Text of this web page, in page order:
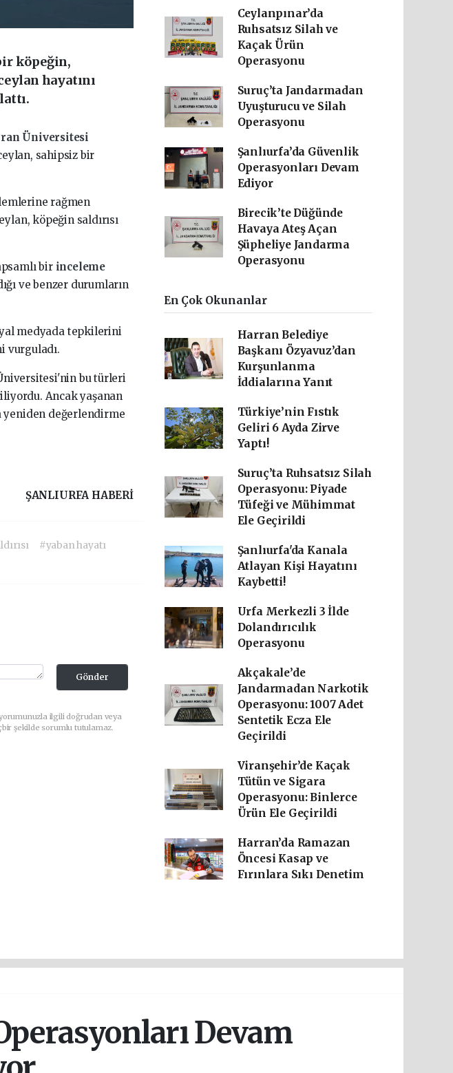
köpeğin,
hayatını
Üniversitesi
sahipsiz bir
rağmen
köpeğin saldırısı
bir inceleme
ve benzer durumların
medyada tepkilerini
vurguladı.
bu türleri
Ancak yaşanan
değerlendirme
ŞANLIURFA HABERİ
#yaban hayatı
Gönder
yorumunuzla ilgili doğrudan veya
şekilde sorumlu tutulamaz.
Ceylanpınar’da
Ruhsatsız Silah ve
Kaçak Ürün
Operasyonu
Suruç’ta Jandarmadan
Uyuşturucu ve Silah
Operasyonu
Şanlıurfa’da Güvenlik
Operasyonları Devam
Ediyor
Birecik’te Düğünde
Havaya Ateş Açan
Şüpheliye Jandarma
Operasyonu
En Çok Okunanlar
Harran Belediye
Başkanı Özyavuz’dan
Kurşunlanma
İddialarına Yanıt
Türkiye’nin Fıstık
Geliri 6 Ayda Zirve
Yaptı!
Suruç’ta Ruhsatsız Silah
Operasyonu: Piyade
Tüfeği ve Mühimmat
Ele Geçirildi
Şanlıurfa'da Kanala
Atlayan Kişi Hayatını
Kaybetti!
Urfa Merkezli 3 İlde
Dolandırıcılık
Operasyonu
Akçakale’de
Jandarmadan Narkotik
Operasyonu: 1007 Adet
Sentetik Ecza Ele
Geçirildi
Viranşehir’de Kaçak
Tütün ve Sigara
Operasyonu: Binlerce
Ürün Ele Geçirildi
Harran’da Ramazan
Öncesi Kasap ve
Fırınlara Sıkı Denetim
Devam